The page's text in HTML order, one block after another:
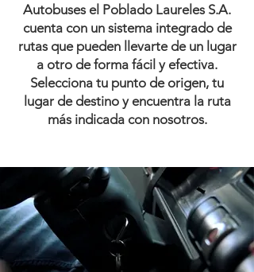
Autobuses el Poblado Laureles S.A.
cuenta con un sistema integrado de
rutas que pueden llevarte de un lugar
a otro de forma fácil y efectiva.
Selecciona tu punto de origen, tu
lugar de destino y encuentra la ruta
más indicada con nosotros.